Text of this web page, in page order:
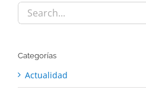
Search
for:
Categorías
Actualidad